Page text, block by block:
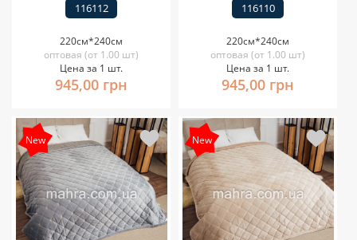
116112
220см*240см
оптовая (от 1.00 шт)
Цена за 1 шт.
945,00 грн
116110
220см*240см
оптовая (от 1.00 шт)
Цена за 1 шт.
945,00 грн
New New